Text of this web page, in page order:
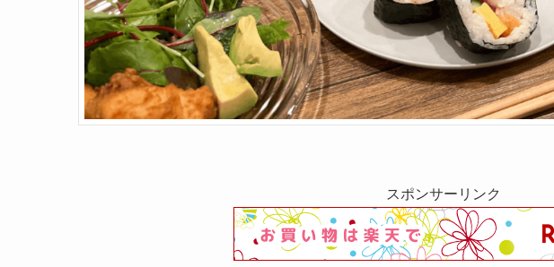
スポンサーリンク